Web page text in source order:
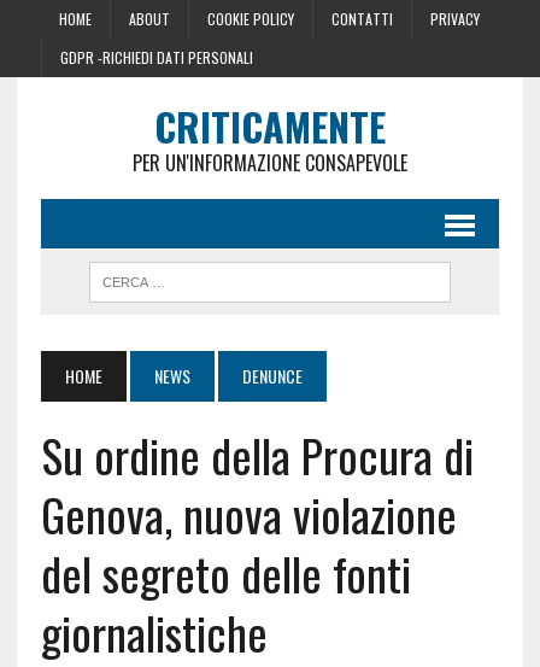
HOME ABOUT COOKIE POLICY CONTATTI
PRIVACY
GDPR -RICHIEDI DATI PERSONALI
CRITICAMENTE
PER UN'INFORMAZIONE CONSAPEVOLE
HOME NEWS DENUNCE
Su ordine della Procura di
Genova, nuova violazione
del segreto delle fonti
giornalistiche